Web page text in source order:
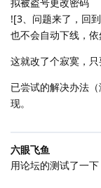
![3、问题来了，回
也不会自动下线，
这就改了个寂寞，
已尝试的解决办法
现。
六眼飞鱼
用论坛的测试了一